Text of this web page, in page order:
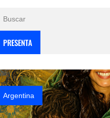
PRESENTA
Argentina